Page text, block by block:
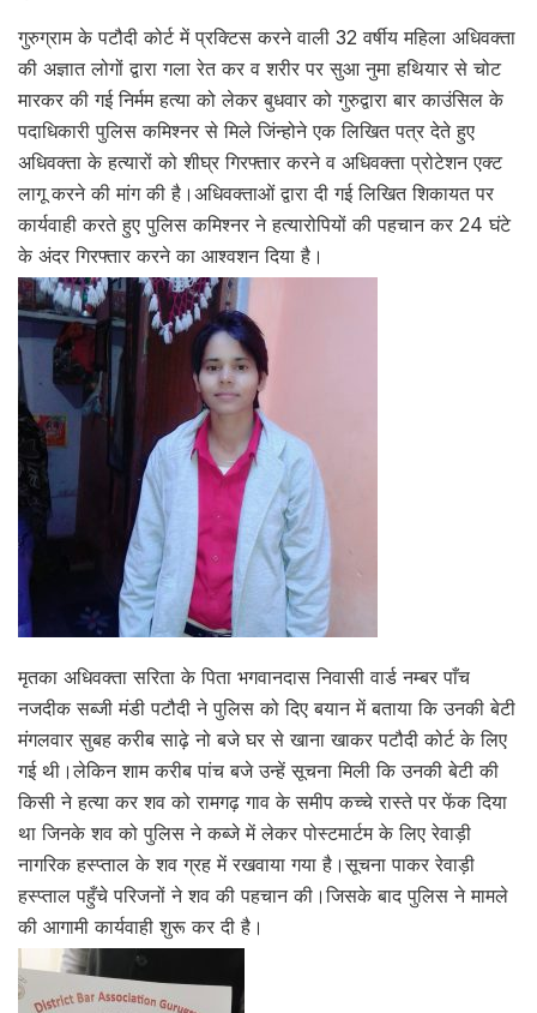
गुरुग्राम के पटौदी कोर्ट में प्रक्टिस करने वाली 32 वर्षीय महिला अधिवक्ता
की अज्ञात लोगों द्वारा गला रेत कर व शरीर पर सुआ नुमा हथियार से चोट
मारकर की गई निर्मम हत्या को लेकर बुधवार को गुरुद्वारा बार काउंसिल के
पदाधिकारी पुलिस कमिश्नर से मिले जिंन्होने एक लिखित पत्र देते हुए
अधिवक्ता के हत्यारों को शीघ्र गिरफ्तार करने व अधिवक्ता प्रोटेशन एक्ट
लागू करने की मांग की है।अधिवक्ताओं द्वारा दी गई लिखित शिकायत पर
कार्यवाही करते हुए पुलिस कमिश्नर ने हत्यारोपियों की पहचान कर 24 घंटे
के अंदर गिरफ्तार करने का आश्वशन दिया है।
मृतका अधिवक्ता सरिता के पिता भगवानदास निवासी वार्ड नम्बर पाँच
नजदीक सब्जी मंडी पटौदी ने पुलिस को दिए बयान में बताया कि उनकी बेटी
मंगलवार सुबह करीब साढ़े नो बजे घर से खाना खाकर पटौदी कोर्ट के लिए
गई थी।लेकिन शाम करीब पांच बजे उन्हें सूचना मिली कि उनकी बेटी की
किसी ने हत्या कर शव को रामगढ़ गाव के समीप कच्चे रास्ते पर फेंक दिया
था जिनके शव को पुलिस ने कब्जे में लेकर पोस्टमार्टम के लिए रेवाड़ी
नागरिक हस्प्ताल के शव ग्रह में रखवाया गया है।सूचना पाकर रेवाड़ी
हस्प्ताल पहुँचे परिजनों ने शव की पहचान की।जिसके बाद पुलिस ने मामले
की आगामी कार्यवाही शुरू कर दी है।